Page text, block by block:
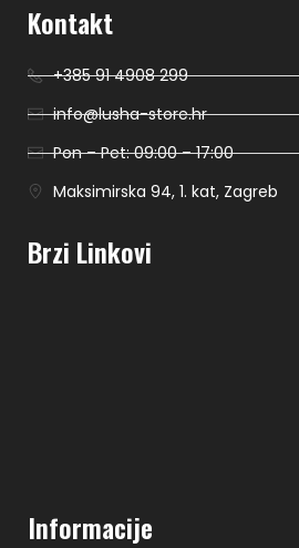
Kontakt
+385 91 4908 299
info@lusha-store.hr
Pon – Pet: 09:00 – 17:00
Maksimirska 94, 1. kat, Zagreb
Brzi Linkovi
Informacije